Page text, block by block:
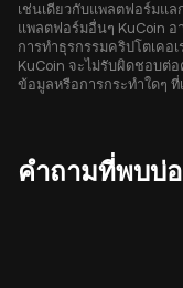
เช่นเดียวกับแพลตฟอร์มแ
แพลตฟอร์มอื่นๆ KuCoin อ
การทำธุรกรรมคริปโตเคอ
KuCoin จะไม่รับผิดชอบต่
ข้อมูลหรือการกระทำใดๆ
คำถามที่พบบ่